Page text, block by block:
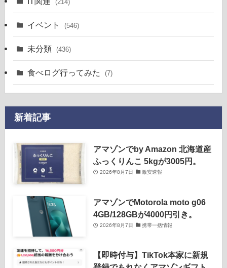
(214)
イベント (546)
未分類 (436)
食べログ行ってみた (7)
新着記事
アマゾンでby Amazon 北海道産
ふっくりんこ 5kgが3005円。
2026年8月7日 激安速報
アマゾンでMotorola moto g06
4GB/128GBが4000円引き。
2026年8月7日 携帯一括情報
【即時付与】TikTok本家に新規